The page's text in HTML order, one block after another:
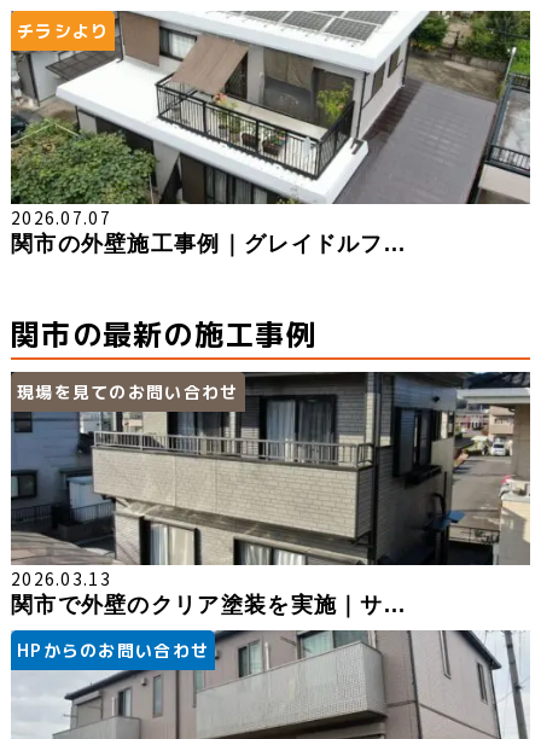
チラシより
2026.07.07
関市の外壁施工事例｜グレイドルフ...
関市の最新の施工事例
現場を見てのお問い合わせ
2026.03.13
関市で外壁のクリア塗装を実施｜サ...
HPからのお問い合わせ